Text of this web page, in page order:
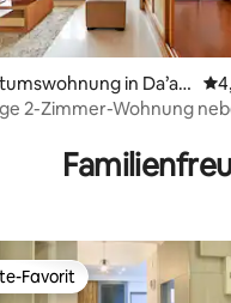
4,85 von 5, 118
in Da’an
2-Zimmer-Wohnung
Favorit
Favorit